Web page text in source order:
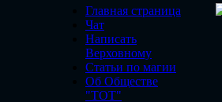
Главная страница
Чат
Написать
Верховному
Статьи по магии
Об Обществе
"ТОТ"